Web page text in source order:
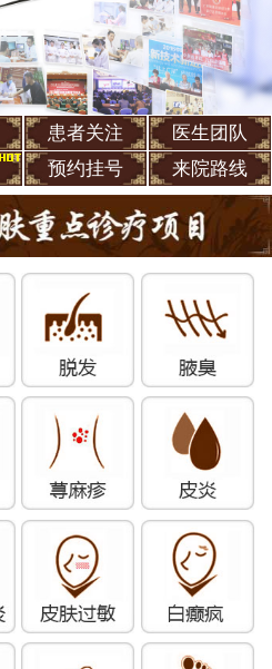
患者关注
医生团队
预约挂号 来院路线